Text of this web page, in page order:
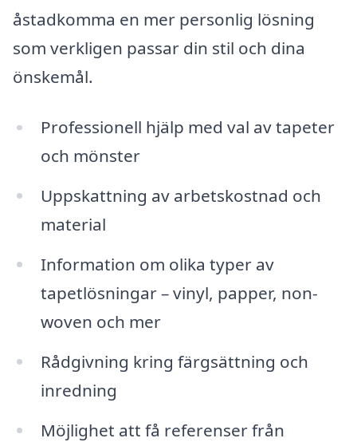
åstadkomma en mer personlig lösning
som verkligen passar din stil och dina
önskemål.
Professionell hjälp med val av tapeter
och mönster
Uppskattning av arbetskostnad och
material
Information om olika typer av
tapetlösningar – vinyl, papper, non-
woven och mer
Rådgivning kring färgsättning och
inredning
Möjlighet att få referenser från